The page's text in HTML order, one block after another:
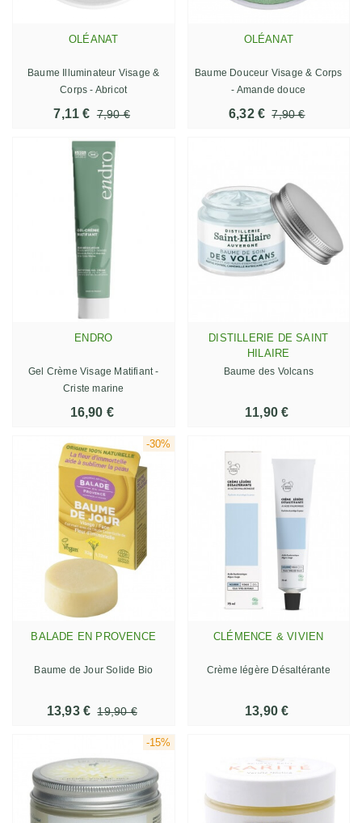
OLÉANAT
Baume Illuminateur Visage &
Corps - Abricot
7,11 € 7,90 €
OLÉANAT
Baume Douceur Visage & Corps
- Amande douce
6,32 € 7,90 €
ENDRO
Gel Crème Visage Matifiant -
Criste marine
16,90 €
DISTILLERIE DE SAINT
HILAIRE
Baume des Volcans
11,90 €
-30%
BALADE EN PROVENCE
Baume de Jour Solide Bio
13,93 € 19,90 €
CLÉMENCE & VIVIEN
Crème légère Désaltérante
13,90 €
-15%